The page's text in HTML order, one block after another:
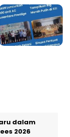
dalam
2026